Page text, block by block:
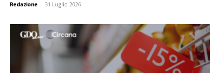
Redazione - 31 Luglio 2026